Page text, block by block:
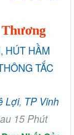
, HÚT HẦM
TẮC
Lợi, TP Vinh
15 Phút